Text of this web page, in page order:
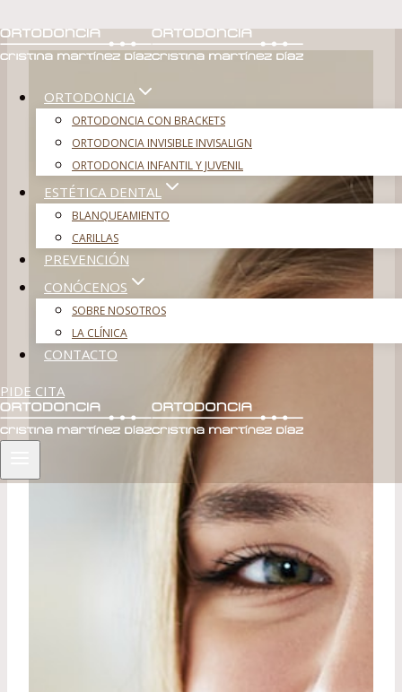
Saltar
al
ORTODONCIA
ORTODONCIA CON BRACKETS
ORTODONCIA INVISIBLE INVISALIGN
ORTODONCIA INFANTIL Y JUVENIL
ESTÉTICA DENTAL
BLANQUEAMIENTO
CARILLAS
PREVENCIÓN
CONÓCENOS
SOBRE NOSOTROS
LA CLÍNICA
CONTACTO
PIDE CITA